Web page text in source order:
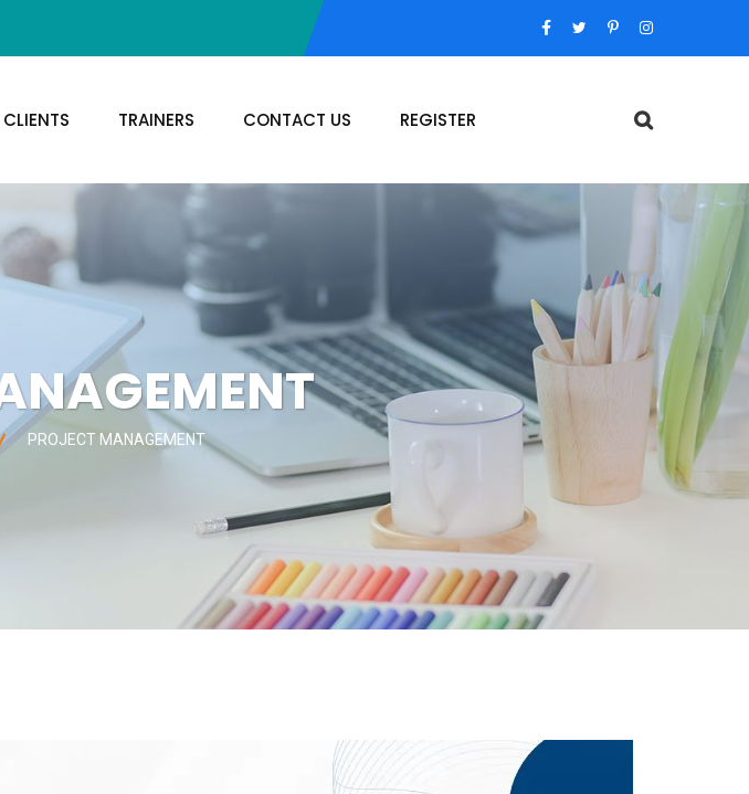
TRAINERS CONTACT US REGISTER
PROJECT MANAGEMENT